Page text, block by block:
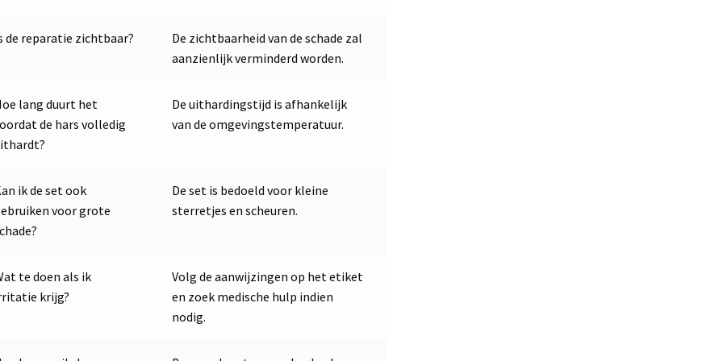
de reparatie zichtbaar?
De zichtbaarheid van de schade zal
aanzienlijk verminderd worden.
lang duurt het
de hars volledig
De uithardingstijd is afhankelijk
van de omgevingstemperatuur.
ik de set ook
voor grote
De set is bedoeld voor kleine
sterretjes en scheuren.
te doen als ik
krijg?
Volg de aanwijzingen op het etiket
en zoek medische hulp indien
nodig.